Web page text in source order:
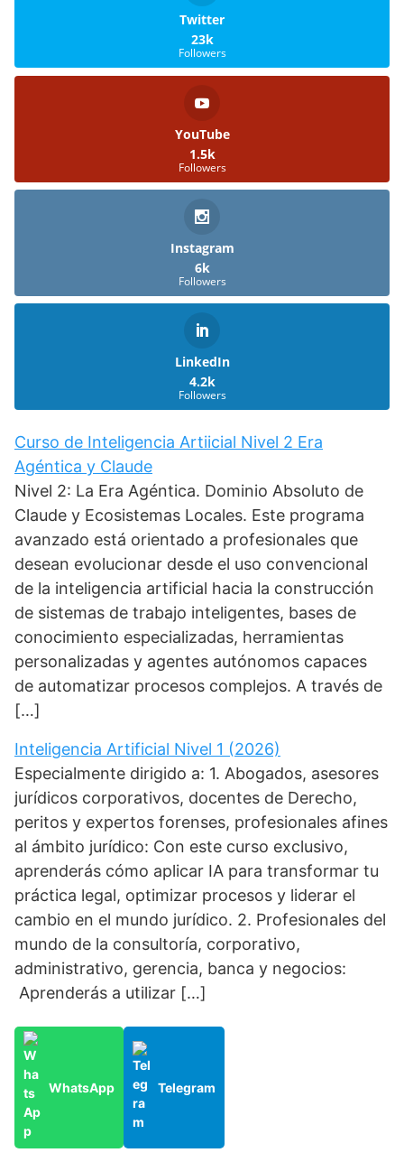
Twitter
23k
Followers
YouTube
1.5k
Followers
Instagram
6k
Followers
LinkedIn
4.2k
Followers
Curso de Inteligencia Artiicial Nivel 2 Era
Agéntica y Claude
Nivel 2: La Era Agéntica. Dominio Absoluto de
Claude y Ecosistemas Locales. Este programa
avanzado está orientado a profesionales que
desean evolucionar desde el uso convencional
de la inteligencia artificial hacia la construcción
de sistemas de trabajo inteligentes, bases de
conocimiento especializadas, herramientas
personalizadas y agentes autónomos capaces
de automatizar procesos complejos. A través de
[…]
Inteligencia Artificial Nivel 1 (2026)
Especialmente dirigido a: 1. Abogados, asesores
jurídicos corporativos, docentes de Derecho,
peritos y expertos forenses, profesionales afines
al ámbito jurídico: Con este curso exclusivo,
aprenderás cómo aplicar IA para transformar tu
práctica legal, optimizar procesos y liderar el
cambio en el mundo jurídico. 2. Profesionales del
mundo de la consultoría, corporativo,
administrativo, gerencia, banca y negocios:
Aprenderás a utilizar […]
WhatsApp Telegram